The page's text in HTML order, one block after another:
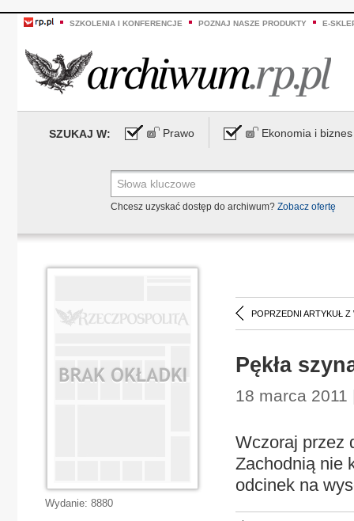
SZKOLENIA I KONFERENCJE POZNAJ NASZE PRODUKTY E-
SZUKAJ W: Prawo Ekonomia i biznes
Chcesz uzyskać dostęp do archiwum? Zobacz ofertę
POPRZEDNI ARTYKUŁ Z
Pękła
18 marca
Wczoraj przez
Zachodnią nie
odcinek na
Wydanie: 8880